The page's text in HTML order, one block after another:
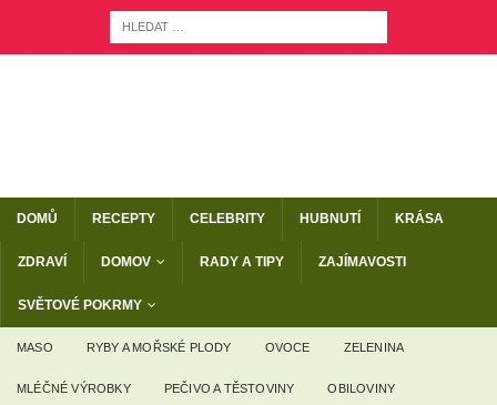
DOMŮ RECEPTY CELEBRITY HUBNUTÍ KRÁSA
ZDRAVÍ DOMOV RADY A TIPY ZAJÍMAVOSTI
SVĚTOVÉ POKRMY
MASO RYBY A MOŘSKÉ PLODY OVOCE ZELENINA
MLÉČNÉ VÝROBKY PEČIVO A TĚSTOVINY OBILOVINY